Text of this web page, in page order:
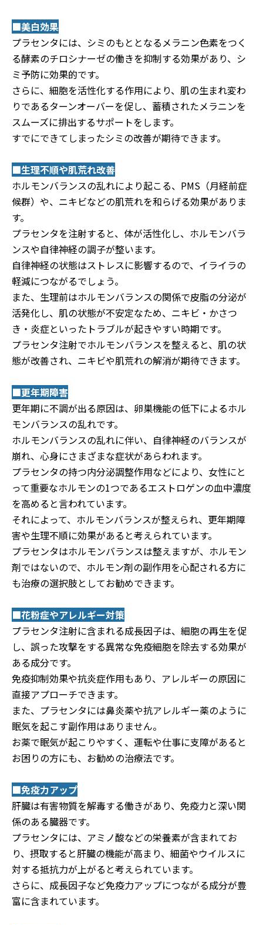
■美白効果
プラセンタには、シミのもととなるメラニン色素をつく
る酵素のチロシナーゼの働きを抑制する効果があり、シ
ミ予防に効果的です。
さらに、細胞を活性化する作用により、肌の生まれ変わ
りであるターンオーバーを促し、蓄積されたメラニンを
スムーズに排出するサポートをします。
すでにできてしまったシミの改善が期待できます。
■生理不順や肌荒れ改善
ホルモンバランスの乱れにより起こる、PMS（月経前症
候群）や、ニキビなどの肌荒れを和らげる効果がありま
す。
プラセンタを注射すると、体が活性化し、ホルモンバラ
ンスや自律神経の調子が整います。
自律神経の状態はストレスに影響するので、イライラの
軽減につながるでしょう。
また、生理前はホルモンバランスの関係で皮脂の分泌が
活発化し、肌の状態が不安定なため、ニキビ・かさつ
き・炎症といったトラブルが起きやすい時期です。
プラセンタ注射でホルモンバランスを整えると、肌の状
態が改善され、ニキビや肌荒れの解消が期待できます。
■更年期障害
更年期に不調が出る原因は、卵巣機能の低下によるホル
モンバランスの乱れです。
ホルモンバランスの乱れに伴い、自律神経のバランスが
崩れ、心身にさまざまな症状があらわれます。
プラセンタの持つ内分泌調整作用などにより、女性にと
って重要なホルモンの1つであるエストロゲンの血中濃度
を高めると言われています。
それによって、ホルモンバランスが整えられ、更年期障
害や生理不順に効果があると考えられています。
プラセンタはホルモンバランスは整えますが、ホルモン
剤ではないので、ホルモン剤の副作用を心配される方に
も治療の選択肢としてお勧めできます。
■花粉症やアレルギー対策
プラセンタ注射に含まれる成長因子は、細胞の再生を促
し、誤った攻撃をする異常な免疫細胞を除去する効果が
ある成分です。
免疫抑制効果や抗炎症作用もあり、アレルギーの原因に
直接アプローチできます。
また、プラセンタには鼻炎薬や抗アレルギー薬のように
眠気を起こす副作用はありません。
お薬で眠気が起こりやすく、運転や仕事に支障があると
お困りの方にも、お勧めの治療法です。
■免疫力アップ
肝臓は有害物質を解毒する働きがあり、免疫力と深い関
係のある臓器です。
プラセンタには、アミノ酸などの栄養素が含まれてお
り、摂取すると肝臓の機能が高まり、細菌やウイルスに
対する抵抗力が上がると考えられています。
さらに、成長因子など免疫力アップにつながる成分が豊
富に含まれています。